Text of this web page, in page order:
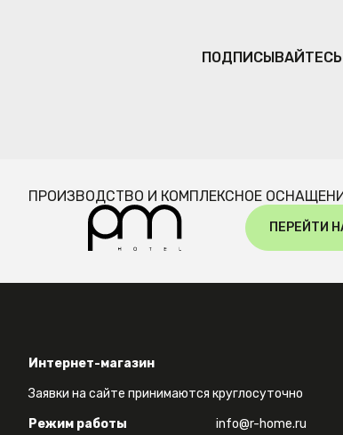
ПРОИЗВОДСТВО И КОМПЛЕКСНОЕ
ПЕРЕЙТИ
Интернет-магазин
Заявки на сайте принимаются круглосуточно
Режим работы
info@r-home.ru